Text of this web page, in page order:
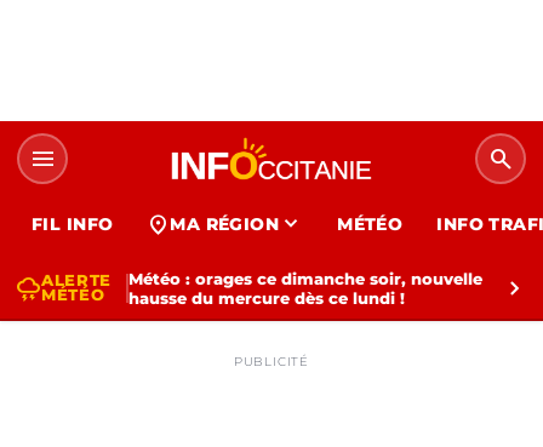
menu search
FIL INFO location_on MA RÉGION expand_more MÉTÉO INFO
thunderstormALERTE
MÉTÉO
Météo : orages ce dimanche soir, nouvelle
hausse du mercure dès ce lundi !
chevron_right
PUBLICITÉ